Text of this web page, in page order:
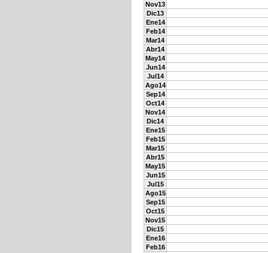
Nov13
Dic13
Ene14
Feb14
Mar14
Abr14
May14
Jun14
Jul14
Ago14
Sep14
Oct14
Nov14
Dic14
Ene15
Feb15
Mar15
Abr15
May15
Jun15
Jul15
Ago15
Sep15
Oct15
Nov15
Dic15
Ene16
Feb16